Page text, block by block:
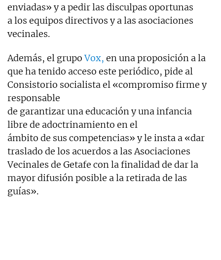
enviadas» y a pedir las disculpas oportunas
a los equipos directivos y a las asociaciones
vecinales.
Además, el grupoVox, en una proposición a la
que ha tenido acceso este periódico, pide al
Consistorio socialista el «compromiso firme y
responsable
de garantizar una educación y una infancia
libre de adoctrinamiento en el
ámbito de sus competencias» y le insta a «dar
traslado de los acuerdos a las Asociaciones
Vecinales de Getafe con la finalidad de dar la
mayor difusión posible a la retirada de las
guías».